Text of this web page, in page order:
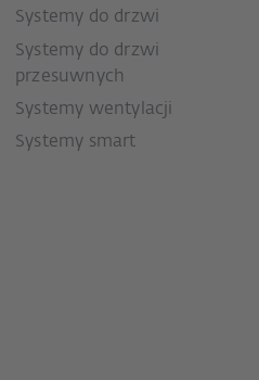
Systemy do drzwi
Systemy do drzwi
przesuwnych
Systemy wentylacji
Systemy smart